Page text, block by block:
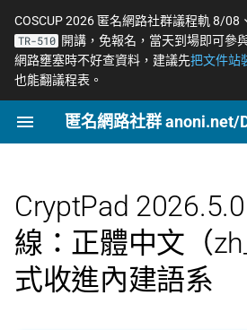
COSCUP 2026 匿名網路社群議程軌 8/
TR-510 開講，免報名，當天到場即可參
網路壅塞時不好查資料，建議先把文件站
也能翻議程表。
簡體
正
初
搜
尋
引
概念
場景
進階
報告
OONI 網站檢測清單
Tor Relays 觀測點
台灣個資法 2025 修法
Tor 更新日誌
Arti 更新日誌
OONI 更新日誌
2026
OONI
Tails
Tor
公告
開始參與
推動主題
COSCUP 2026 公開徵稿
匿名網路工作坊 2025/08
籌備頁面
持續關注
CryptPad
線：正體中文（
式收進內建語系